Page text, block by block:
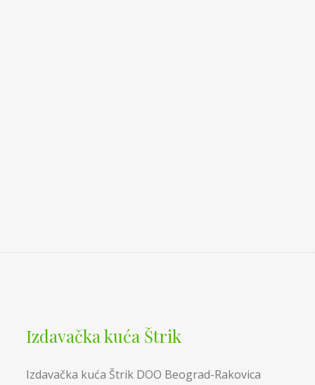
Izdavačka kuća Štrik
Izdavačka kuća Štrik DOO Beograd-Rakovica